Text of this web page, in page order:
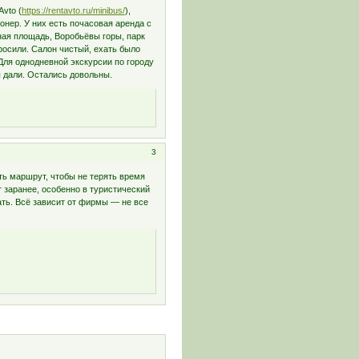
(https://rentavto.ru/minibus/),
У них есть почасовая аренда с
площадь, Воробьёвы горы, парк
Салон чистый, ехать было
однодневной экскурсии по городу
Остались довольны.
3
маршрут, чтобы не терять время
особенно в туристический
Всё зависит от фирмы — не все